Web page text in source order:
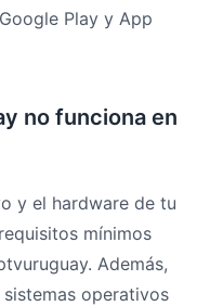
Play y App
no funciona en
y el hardware de tu
mínimos
Además,
operativos